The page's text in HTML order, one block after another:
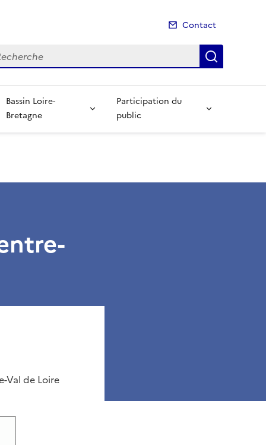
Contact
Bassin Loire-
Bretagne
Participation du
public
Val de Loire